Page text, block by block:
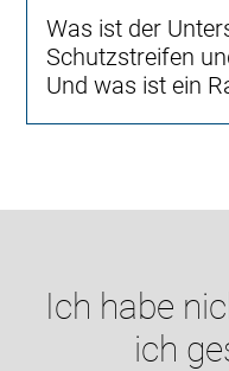
Was ist der
Schutzstreifen
Und was ist ein
Ich habe
ich